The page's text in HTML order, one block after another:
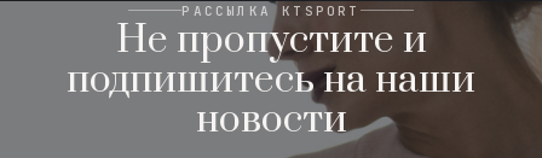
РАССЫЛКА KTSPORT
Не пропустите и
подпишитесь на наши
новости